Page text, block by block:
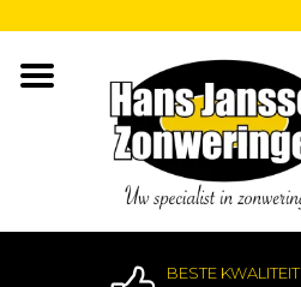
BESTE KWALITEIT